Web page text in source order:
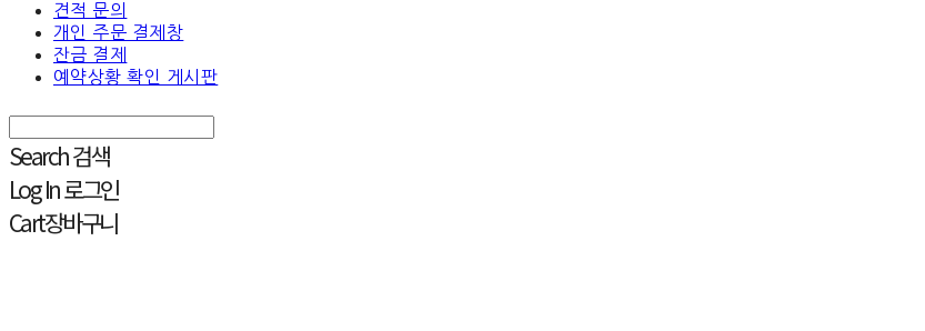
견적 문의
개인 주문 결제창
잔금 결제
예약상황 확인 게시판
Search검색
Log In로그인
Cart장바구니